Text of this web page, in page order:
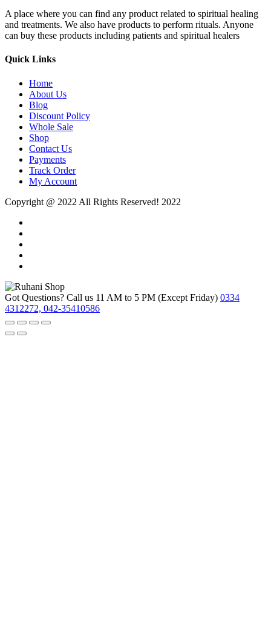
A place where you can find any product related to spiritual healing
and treatments. We also have products to perform rituals. Anyone
can buy these products including patients and spiritual healers
Quick Links
Home
About Us
Blog
Discount Policy
Whole Sale
Shop
Contact Us
Payments
Track Order
My Account
Copyright @ 2022 All Rights Reserved! 2022
Got Questions? Call us 11 AM to 5 PM (Except Friday) 0334
4312272, 042-35410586